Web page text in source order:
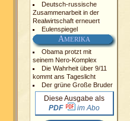
Deutsch-russische
Zusammenarbeit in der
Realwirtschaft erneuert
Eulenspiegel
AMERIKA
Obama protzt mit
seinem Nero-Komplex
Die Wahrheit über 9/11
kommt ans Tageslicht
Der grüne Große Bruder
Diese Ausgabe als
PDF
im Abo